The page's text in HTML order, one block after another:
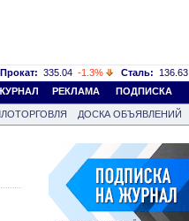
Прокат: 335.04 -1.3% Сталь: 136.63
РЕКЛАМА ПОДПИСКА
ДОСКА ОБЪЯВЛЕНИЙ